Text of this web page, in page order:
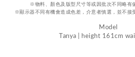
※物料、顏色及版型尺寸等或因批次不同略有
※顯示器不同有機會造成色差，介意者慎選， 並不接
Model
Tanya | height 161cm